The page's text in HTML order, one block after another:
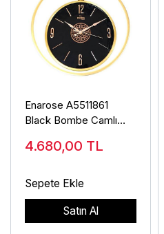
Enarose A5511861
Black Bombe Camlı
4.680,00 TL
Sepete Ekle
Satın Al